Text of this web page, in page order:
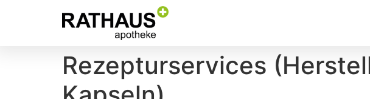
Rezepturservices